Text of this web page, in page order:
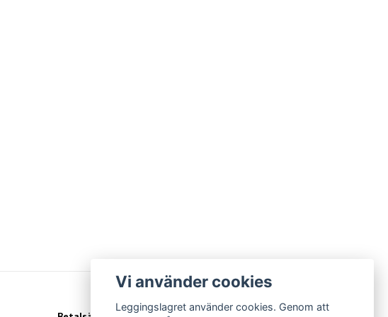
Vi använder cookies
Leggingslagret använder cookies. Genom att